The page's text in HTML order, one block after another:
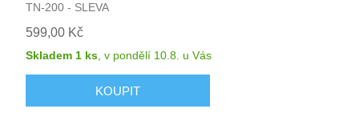
TN-200 - SLEVA
599,00 Kč
Skladem 1 ks,v pondělí 10.8. u Vás